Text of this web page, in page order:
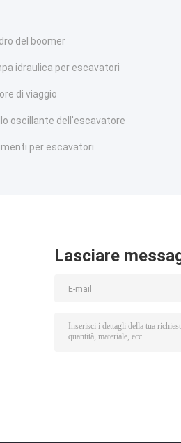
del boomer
idraulica per escavatori
di viaggio
oscillante dell'escavatore
per escavatori
Lasciare